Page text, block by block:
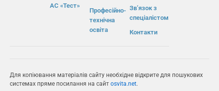
АС «Тест»
Професійно-
технічна
освіта
Зв’язок з
спеціалістом
Контакти
Для копіювання матеріалів сайту необхідне відкрите для пошукових
системах пряме посилання на сайт osvita.net.